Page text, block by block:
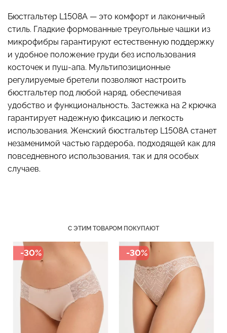
Бюстгальтер L1508A — это комфорт и лаконичный
стиль. Гладкие формованные треугольные чашки из
микрофибры гарантируют естественную поддержку
и удобное положение груди без использования
косточек и пуш-апа. Мультипозиционные
регулируемые бретели позволяют настроить
бюстгальтер под любой наряд, обеспечивая
удобство и функциональность. Застежка на 2 крючка
гарантирует надежную фиксацию и легкость
использования. Женский бюстгальтер L1508A станет
незаменимой частью гардероба, подходящей как для
повседневного использования, так и для особых
случаев.
С ЭТИМ ТОВАРОМ ПОКУПАЮТ
-30% -30%
Бесшовные стринги
Giulia
Топ на бретелях в рубчик